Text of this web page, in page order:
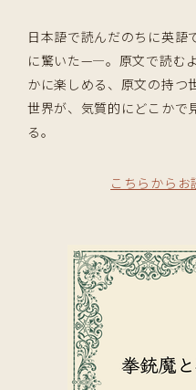
日本語で読んだのちに英語
に驚いた—―。原文で読む
かに楽しめる、原文の持つ
世界が、気質的にどこかで
る。
こちらからお